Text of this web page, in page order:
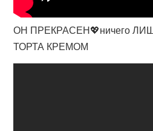
ОН ПРЕКРАСЕН💖ничего
ТОРТА КРЕМОМ